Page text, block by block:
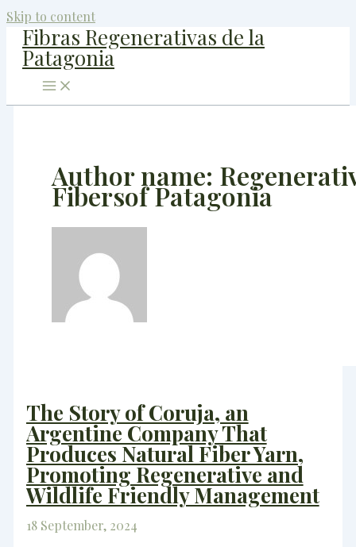
Skip to content
Fibras Regenerativas de la
Patagonia
Author name:
Fibersof Patagonia
The Story of Coruja, an
Argentine Company That
Produces Natural Fiber Yarn,
Promoting Regenerative and
Wildlife Friendly Management
18 September, 2024